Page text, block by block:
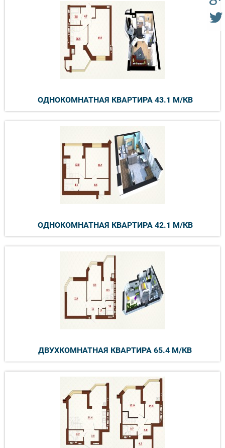
ОДНОКОМНАТНАЯ КВАРТИРА 43.1 М/КВ
ОДНОКОМНАТНАЯ КВАРТИРА 42.1 М/КВ
ДВУХКОМНАТНАЯ КВАРТИРА 65.4 М/КВ